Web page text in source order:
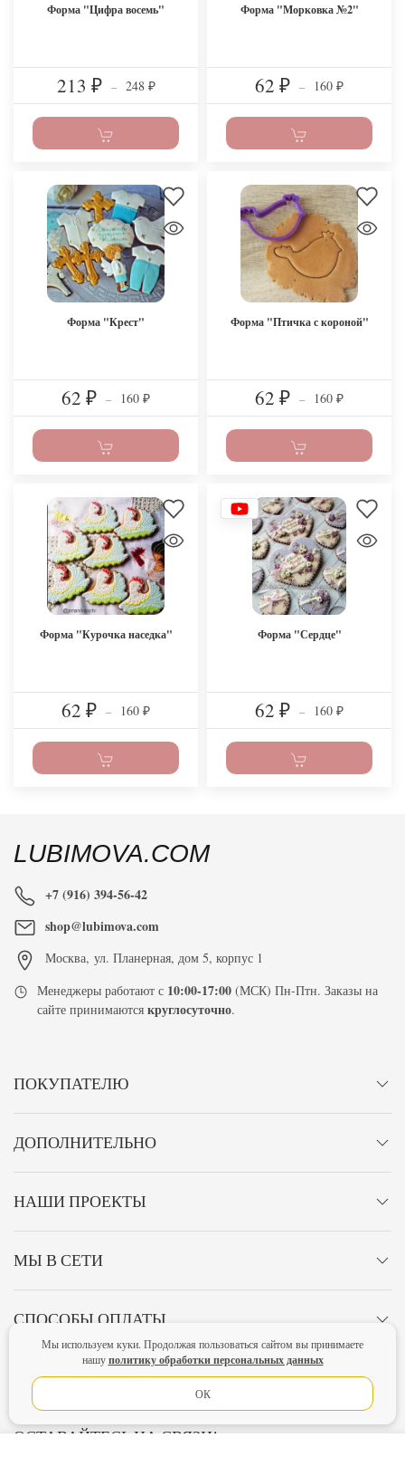
Форма "Цифра восемь"
213 ₽ – 248 ₽
Форма "Морковка №2"
62 ₽ – 160 ₽
Форма "Крест"
62 ₽ – 160 ₽
Форма "Птичка с короной"
62 ₽ – 160 ₽
Форма "Курочка наседка"
62 ₽ – 160 ₽
Форма "Сердце"
62 ₽ – 160 ₽
LUBIMOVA.COM
+7 (916) 394-56-42
shop@lubimova.com
Москва, ул. Планерная, дом 5, корпус 1
Менеджеры работают с 10:00-17:00 (МСК) Пн-Птн. Заказы на
сайте принимаютсякруглосуточно.
ПОКУПАТЕЛЮ
ДОПОЛНИТЕЛЬНО
НАШИ ПРОЕКТЫ
МЫ В СЕТИ
СПОСОБЫ ОПЛАТЫ
ЛИЧНЫЙ КАБИНЕТ
ОСТАВАЙТЕСЬ НА СВЯЗИ!
Мы используем куки. Продолжая пользоваться сайтом вы принимаете
нашуполитику обработки персональных данных
ОК